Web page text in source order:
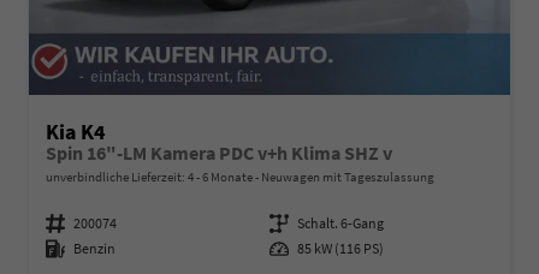
Kia K4
Spin 16"-LM Kamera PDC v+h Klima SHZ v
unverbindliche Lieferzeit: 4 - 6 Monate Neuwagen mit Tageszulassung
Fahrzeugnummer 200074 Getriebe Schalt. 6-Gang
Kraftstoff Benzin Leistung 85 kW (116 PS)